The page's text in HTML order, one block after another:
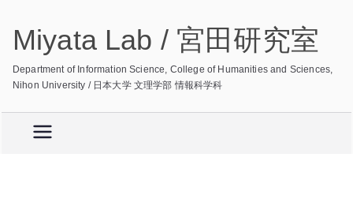
Miyata Lab / 宮田研究室
Department of Information Science, College of Humanities and Sciences,
Nihon University / 日本大学 文理学部 情報科学科